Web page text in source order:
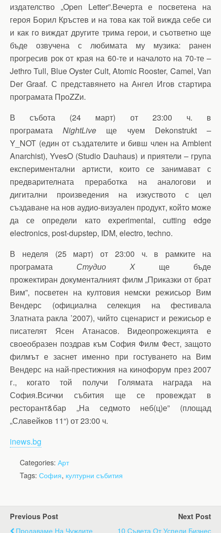
издателство „Open Letter”.Вечерта е посветена на
героя Борил Кръстев и на това как той вижда себе си
и как го виждат другите трима герои, и съответно ще
бъде озвучена с любимата му музика: ранен
прогресив рок от края на 60-те и началото на 70-те –
Jethro Tull, Blue Oyster Cult, Atomic Rooster, Camel, Van
Der Graaf. С представянето на Ангел Игов стартира
програмата ПроZZи.
В събота (24 март) от 23:00 ч. в
програматаNightLive ще чуем Dekonstrukt –
Y_NOT (един от създателите и бивш член на Ambient
Anarchist), YvesO (Studio Dauhaus) и приятели – група
експериментални артисти, които се занимават с
предварителната преработка на аналогови и
дигитални произведения на изкуството с цел
създаване на нов аудио-визуален продукт, който може
да се определи като experimental, cutting edge
electronics, post-dupstep, IDM, electro, techno.
В неделя (25 март) от 23:00 ч. в рамките на
програмата Студио Х ще бъде
прожектиран документалният филм „Приказки от брат
Вим”, посветен на култовия немски режисьор Вим
Вендерс (официална селекция на фестивала
Златната ракла ’2007), чийто сценарист и режисьор е
писателят Ясен Атанасов. Видеопрожекцията е
своеобразен поздрав към София Филм Фест, защото
филмът е заснет именно при гостуването на Вим
Вендерс на най-престижния на кинофорум през 2007
г., когато той получи Голямата награда на
София.Всички събития ще се провеждат в
ресторант&бар „На седмото неб(ц)е” (площад
„Славейков 11“) от 23:00 ч.
inews.bg
Categories: Арт
Tags: София, културни събития
Previous Post
Продаваме На Чуждите
Next Post
10 Съвета От Успели Бизнес